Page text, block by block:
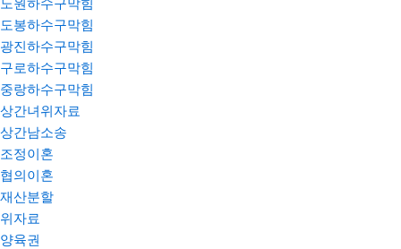
노원하수구막힘
도봉하수구막힘
광진하수구막힘
구로하수구막힘
중랑하수구막힘
상간녀위자료
상간남소송
조정이혼
협의이혼
재산분할
위자료
양육권